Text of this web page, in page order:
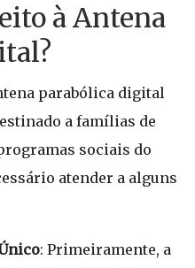
à Antena
parabólica digital
a famílias de
sociais do
atender a alguns
: Primeiramente, a